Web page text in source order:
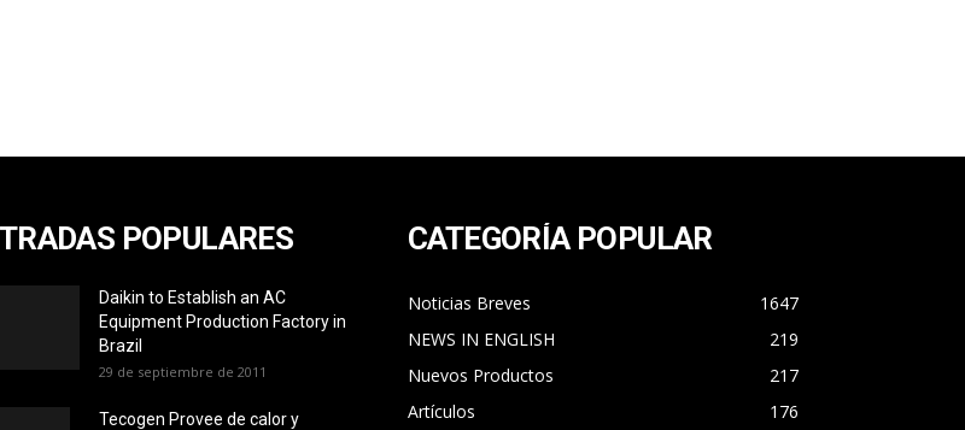
POPULARES
Daikin to Establish an AC
Equipment Production Factory in
Brazil
29 de septiembre de 2011
Tecogen Provee de calor y
CATEGORÍA POPULAR
Noticias Breves
1647
NEWS IN ENGLISH
219
Nuevos Productos
217
Artículos
176